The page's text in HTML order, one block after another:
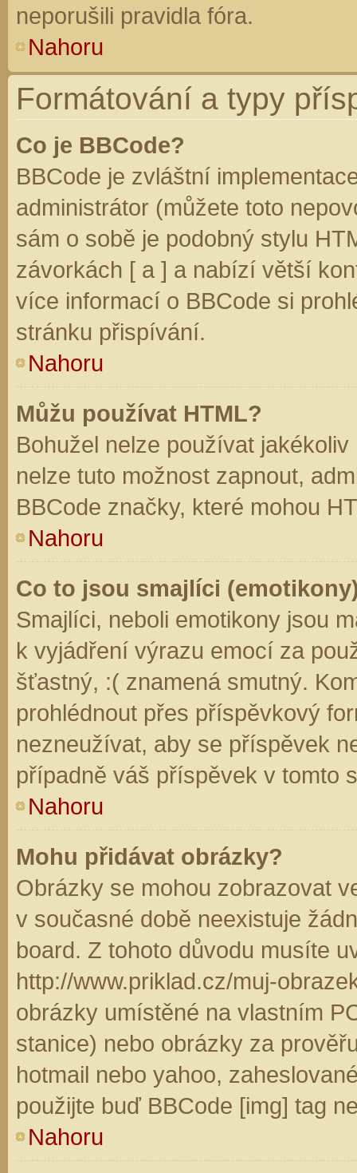
neporušili pravidla fóra.
Nahoru
Formátování a typy
Co je BBCode?
BBCode je zvláštní
administrátor (můžete toto
sám o sobě je podobný stylu
závorkách [ a ] a nabízí větší
více informací o BBCode si
stránku přispívání.
Nahoru
Můžu používat HTML?
Bohužel nelze používat
nelze tuto možnost zapnout,
BBCode značky, které mohou
Nahoru
Co to jsou smajlíci
Smajlíci, neboli emotikony jsou
k vyjádření výrazu emocí za
šťastný, :( znamená smutný.
prohlédnout přes příspěvkový
nezneužívat, aby se příspěvek
případně váš příspěvek v tomto
Nahoru
Mohu přidávat obrázky?
Obrázky se mohou zobrazovat
v současné době neexistuje
board. Z tohoto důvodu musíte
http://www.priklad.cz/muj-
obrázky umístěné na vlastním
stanice) nebo obrázky za
hotmail nebo yahoo,
použijte buď BBCode [img] tag
Nahoru